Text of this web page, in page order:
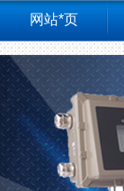
网站*页